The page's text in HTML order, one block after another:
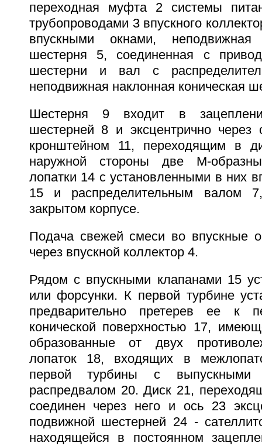
переходная муфта 2 системы
трубопроводами 3 впускного
впускными окнами, неподвижная
шестерня 5, соединенная с
шестерни и вал с
неподвижная наклонная коническая
Шестерня 9 входит в
шестерней 8 и эксцентрично через
кронштейном 11, переходящим в
наружной стороны две М-
лопатки 14 с установленными в них
15 и распределительным валом
закрытом корпусе.
Подача свежей смеси во впускные
через впускной коллектор 4.
Рядом с впускными клапанами 15
или форсунки. К первой турбине
предварительно претерев ее к
конической поверхностью 17,
образованные от двух
лопаток 18, входящих в
первой турбины с
распредвалом 20. Диск 21,
соединен через него и ось 23
подвижной шестерней 24 -
находящейся в постоянном